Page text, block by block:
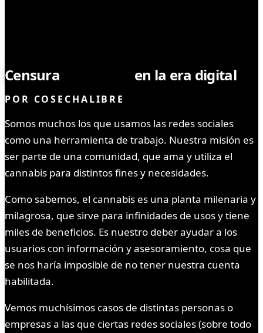
Censura en la era digital
POR COSECHALIBRE
Somos muchos los que usamos las redes sociales
como una herramienta de trabajo. Nuestra misión es
ser parte de una comunidad, que ama y utiliza el
cannabis para distintos fines y necesidades.
Como sabemos, el cannabis es una planta milenaria y
milagrosa, que sirve para infinidades de usos y tiene
miles de beneficios. Es nuestro deber ayudar a los
usuarios con información y asesoramiento, cosa que
se nos haría imposible de no tener nuestra cuenta
habilitada.
Vemos muchísimos casos de distintas personas o
empresas a las que ciertas redes sociales (sobre todo